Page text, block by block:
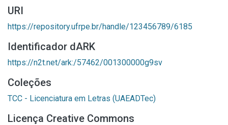
URI
https://repository.ufrpe.br/handle/123456789/6185
Identificador dARK
https://n2t.net/ark:/57462/001300000g9sv
Coleções
TCC - Licenciatura em Letras (UAEADTec)
Licença Creative Commons